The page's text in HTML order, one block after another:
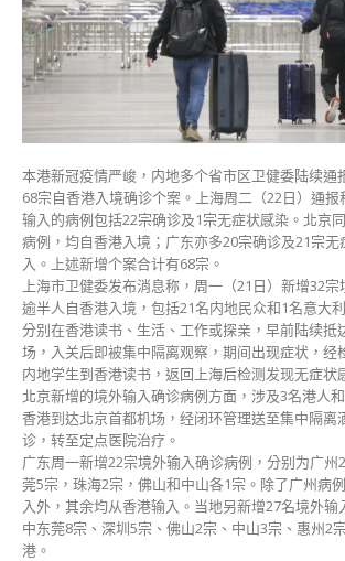
香
港
输
入
确
诊
个
案〉
中
本港新冠疫情严峻，内地多个省市区卫健委陆续通
68宗自香港入境确诊个案。上海周二（22日）通
输入的病例包括22宗确诊及1宗无症状感染。北京
病例，均自香港入境；广东亦多20宗确诊及21宗
入。上述新增个案合计有68宗。
上海市卫健委发布消息称，周一（21日）新增32宗
逾半人自香港入境，包括21名内地民众和1名意大
分别在香港读书、生活、工作或探亲，早前陆续抵
场，入关后即被集中隔离观察，期间出现症状，经
内地学生到香港读书，返回上海后检测发现无症状
北京新增的境外输入确诊病例方面，涉及3名港人
香港到达北京首都机场，经闭环管理送至集中隔离
诊，转至定点医院治疗。
广东周一新增22宗境外输入确诊病例，分别为广州
莞5宗，珠海2宗，佛山和中山各1宗。除了广州病
入外，其余均从香港输入。当地另新增27名境外
中东莞8宗、深圳5宗、佛山2宗、中山3宗、惠州2
港。